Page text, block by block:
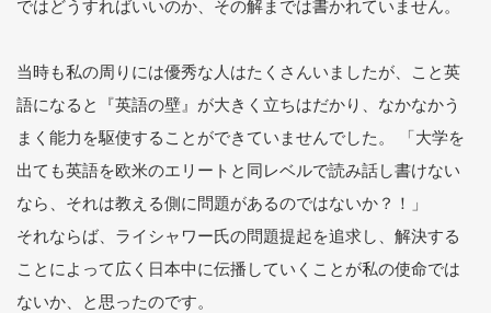
ではどうすればいいのか、その解までは書かれていません。
当時も私の周りには優秀な人はたくさんいましたが、こと英
語になると『英語の壁』が大きく立ちはだかり、なかなかう
まく能力を駆使することができていませんでした。 「大学を
出ても英語を欧米のエリートと同レベルで読み話し書けない
なら、それは教える側に問題があるのではないか？！」
それならば、ライシャワー氏の問題提起を追求し、解決する
ことによって広く日本中に伝播していくことが私の使命では
ないか、と思ったのです。